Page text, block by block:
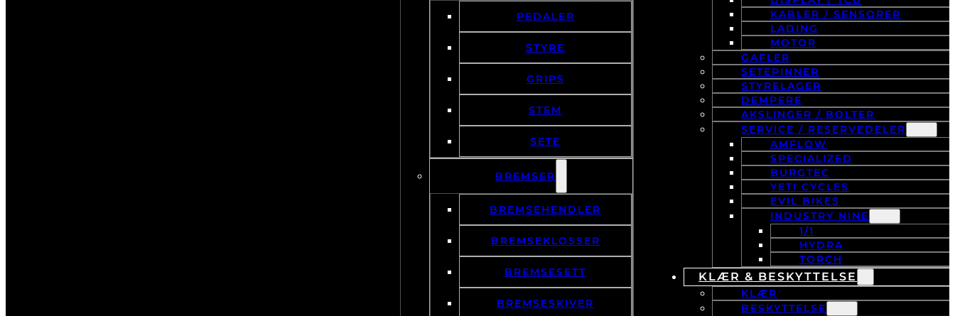
PEDALER
STYRE
GRIPS
STEM
SETE
BREMSER
BREMSEHENDLER
BREMSEKLOSSER
BREMSESETT
BREMSESKIVER
KABLER / SENSORER
LADING
MOTOR
GAFLER
SETEPINNER
STYRELAGER
DEMPERE
AKSLINGER / BOLTER
SERVICE / RESERVEDELER
AMFLOW
SPECIALIZED
BURGTEC
YETI CYCLES
EVIL BIKES
INDUSTRY NINE
1/1
HYDRA
TORCH
KLÆR & BESKYTTELSE
KLÆR
BESKYTTELSE